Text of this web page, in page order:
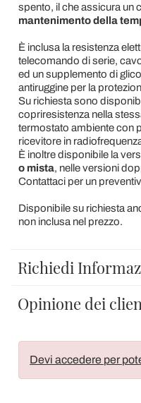
spento, il che assicura un
mantenimento della
È inclusa la resistenza
telecomando di serie,
ed un supplemento di
antiruggine per la
Su richiesta sono
copriresistenza nella
termostato ambiente con
ricevitore in
È inoltre disponibile la
o mista, nelle versioni
Contattaci per un
Disponibile su richiesta
non inclusa nel prezzo.
Richiedi
Opinione dei
Devi accedere per